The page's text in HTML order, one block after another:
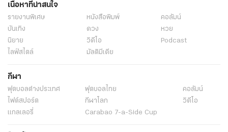
เนื้อหาที่น่าสนใจ
รายงานพิเศษ หนังสือพิมพ์
คอลัมน์
บันเทิง
ดวง
หวย
นิยาย
วิดีโอ
Podcast
ไลฟ์สไตล์
มัลติมีเดีย
กีฬา
ฟุตบอลต่่างประเทศ ฟุตบอลไทย
คอลัมน์
ไฟต์สปอร์ต
กีฬาโลก
วิดีโอ
แกลเลอรี่
Carabao 7-a-Side Cup